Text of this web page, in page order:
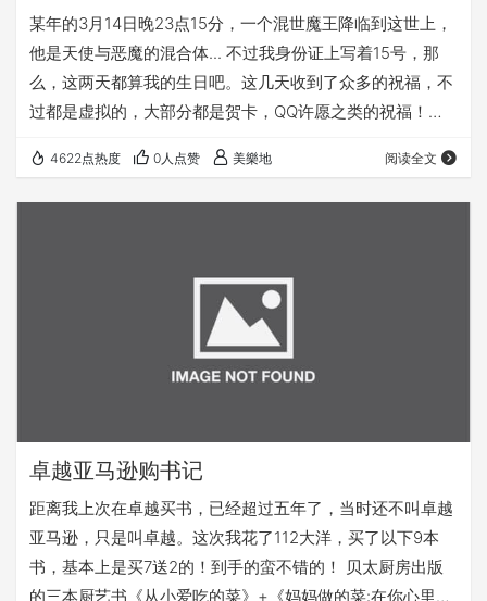
某年的3月14日晚23点15分，一个混世魔王降临到这世上，
他是天使与恶魔的混合体... 不过我身份证上写着15号，那
么，这两天都算我的生日吧。这几天收到了众多的祝福，不
过都是虚拟的，大部分都是贺卡，QQ许愿之类的祝福！怎
MileStone…不过还是谢谢你们这么有心！ 晚上没有吃蛋
糕，因为最近发福严重，为了达成瘦身目标，还是不吃。取
4622点热度 0人点赞 美樂地 阅读全文
卓越亚马逊购书记
距离我上次在卓越买书，已经超过五年了，当时还不叫卓越
亚马逊，只是叫卓越。这次我花了112大洋，买了以下9本
书，基本上是买7送2的！到手的蛮不错的！ 贝太厨房出版
的三本厨艺书《从小爱吃的菜》+《妈妈做的菜:在你心里永